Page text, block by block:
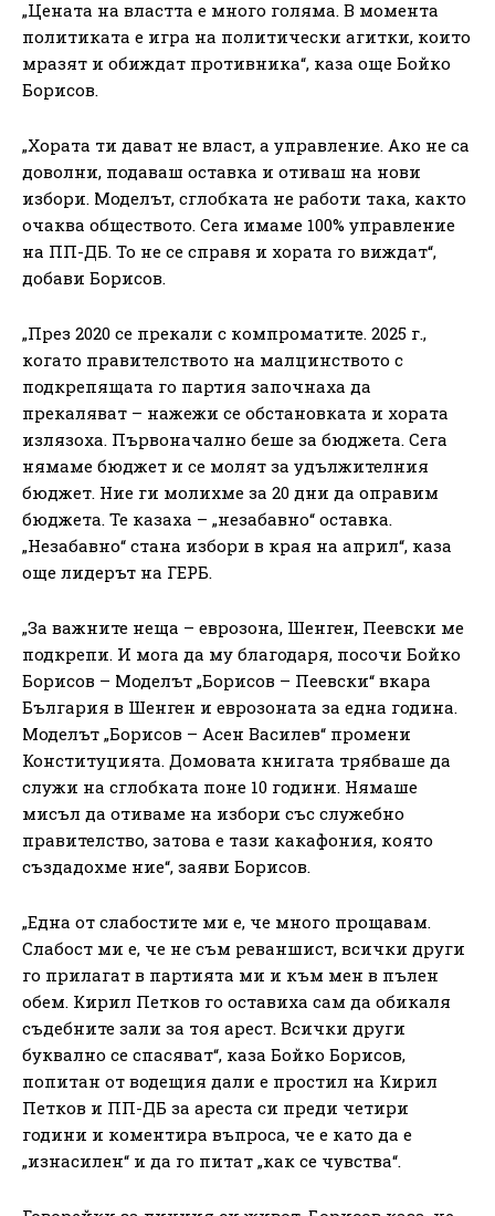
„Цената на властта е много голяма. В момента
политиката е игра на политически агитки, които
мразят и обиждат противника“, каза още Бойко
Борисов.
„Хората ти дават не власт, а управление. Ако не са
доволни, подаваш оставка и отиваш на нови
избори. Моделът, сглобката не работи така, както
очаква обществото. Сега имаме 100% управление
на ПП-ДБ. То не се справя и хората го виждат“,
добави Борисов.
„През 2020 се прекали с компроматите. 2025 г.,
когато правителството на малцинството с
подкрепящата го партия започнаха да
прекаляват – нажежи се обстановката и хората
излязоха. Първоначално беше за бюджета. Сега
нямаме бюджет и се молят за удължителния
бюджет. Ние ги молихме за 20 дни да оправим
бюджета. Те казаха – „незабавно“ оставка.
„Незабавно“ стана избори в края на април“, каза
още лидерът на ГЕРБ.
„За важните неща – еврозона, Шенген, Пеевски ме
подкрепи. И мога да му благодаря, посочи Бойко
Борисов – Моделът „Борисов – Пеевски“ вкара
България в Шенген и еврозоната за една година.
Моделът „Борисов – Асен Василев“ промени
Конституцията. Домовата книгата трябваше да
служи на сглобката поне 10 години. Нямаше
мисъл да отиваме на избори със служебно
правителство, затова е тази какафония, която
създадохме ние“, заяви Борисов.
„Една от слабостите ми е, че много прощавам.
Слабост ми е, че не съм реваншист, всички други
го прилагат в партията ми и към мен в пълен
обем. Кирил Петков го оставиха сам да обикаля
съдебните зали за тоя арест. Всички други
буквално се спасяват“, каза Бойко Борисов,
попитан от водещия дали е простил на Кирил
Петков и ПП-ДБ за ареста си преди четири
години и коментира въпроса, че е като да е
„изнасилен“ и да го питат „как се чувства“.